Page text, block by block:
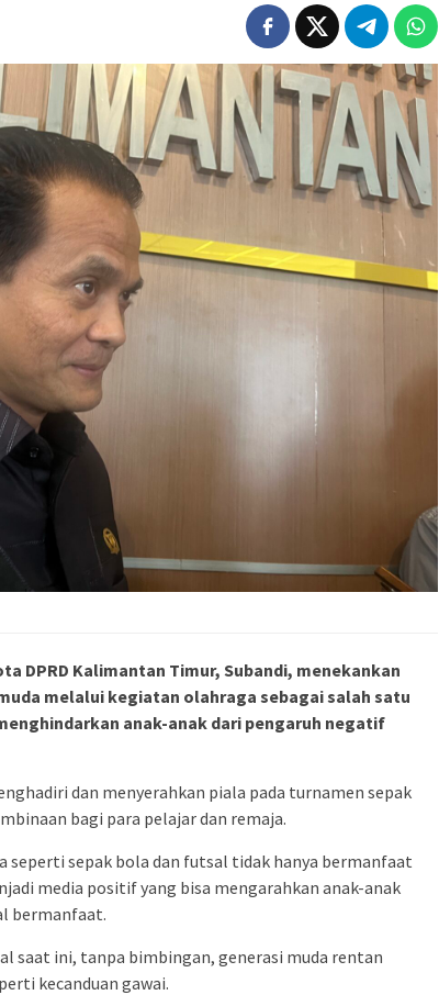
DPRD Kalimantan Timur, Subandi, menekankan
melalui kegiatan olahraga sebagai salah satu
anak-anak dari pengaruh negatif
dan menyerahkan piala pada turnamen sepak
bagi para pelajar dan remaja.
seperti sepak bola dan futsal tidak hanya bermanfaat
media positif yang bisa mengarahkan anak-anak
bermanfaat.
saat ini, tanpa bimbingan, generasi muda rentan
kecanduan gawai.